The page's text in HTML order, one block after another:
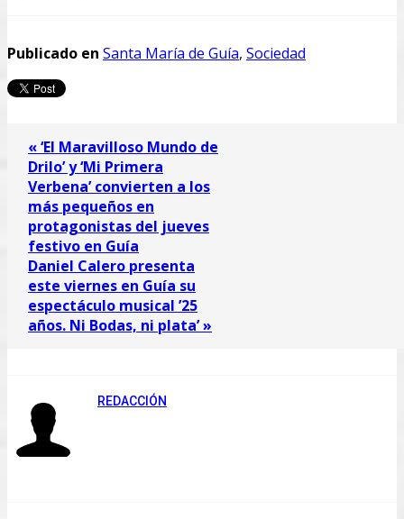
Publicado en Santa María de Guía, Sociedad
« ‘El Maravilloso Mundo de
Drilo’ y ‘Mi Primera
Verbena’ convierten a los
más pequeños en
protagonistas del jueves
festivo en Guía
Daniel Calero presenta
este viernes en Guía su
espectáculo musical ’25
años. Ni Bodas, ni plata’ »
REDACCIÓN